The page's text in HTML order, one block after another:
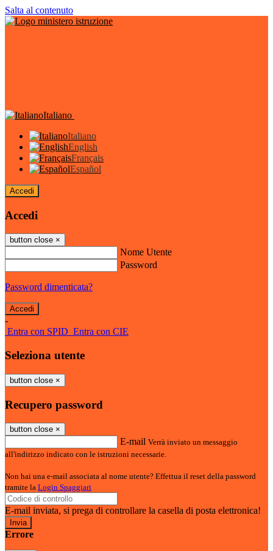
Salta al contenuto
Italiano
Italiano
English
Français
Español
Accedi
Accedi
button close ×
Nome Utente
Password
Password dimenticata?
-
Entra con SPID Entra con CIE
Seleziona utente
button close ×
Recupero password
button close ×
E-mail Verrà inviato un messaggio
all'indirizzo indicato con le istruzioni necessarie.
Non hai una e-mail associata al nome utente? Effettua il reset della password
tramite la Login Spaggiari
E-mail inviata, si prega di controllare la casella di posta elettronica!
Errore